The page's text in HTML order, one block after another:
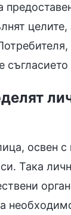
съгласието
освен с
Така